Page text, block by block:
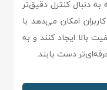
دقیق‌تر
می‌دهد با
کنند و به
یابند.